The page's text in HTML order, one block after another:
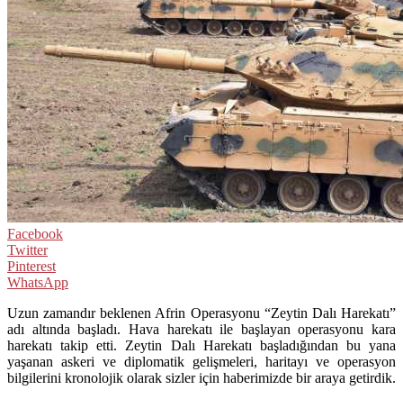
Facebook
Twitter
Pinterest
WhatsApp
Uzun zamandır beklenen Afrin Operasyonu “Zeytin Dalı Harekatı”
adı altında başladı. Hava harekatı ile başlayan operasyonu kara
harekatı takip etti. Zeytin Dalı Harekatı başladığından bu yana
yaşanan askeri ve diplomatik gelişmeleri, haritayı ve operasyon
bilgilerini kronolojik olarak sizler için haberimizde bir araya getirdik.